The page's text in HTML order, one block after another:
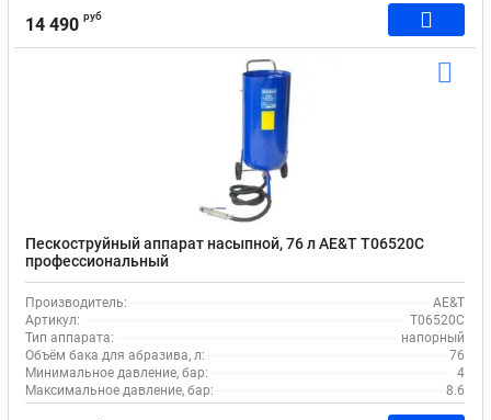
14 490 руб
Пескоструйный аппарат насыпной, 76 л AE&T T06520C
профессиональный
Производитель:
AE&T
Артикул:
T06520C
Тип аппарата:
напорный
Объём бака для абразива, л:
76
Минимальное давление, бар:
4
Максимальное давление, бар:
8.6